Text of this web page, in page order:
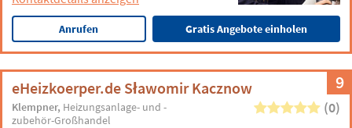
Anrufen Gratis Angebote einholen
9
eHeizkoerper.de Sławomir Kacznow
Klempner Heizungsanlage- und -
zubehör-Großhandel
(0)